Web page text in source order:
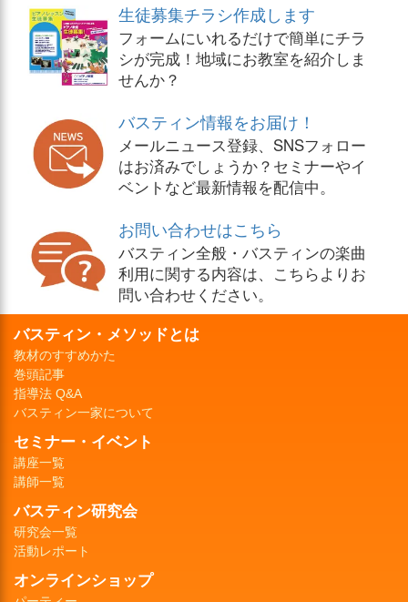
生徒募集チラシ作成します
フォームにいれるだけで簡単にチラ
シが完成！地域にお教室を紹介しま
せんか？
バスティン情報をお届け！
メールニュース登録、SNSフォロー
はお済みでしょうか？セミナーやイ
ベントなど最新情報を配信中。
お問い合わせはこちら
バスティン全般・バスティンの楽曲
利用に関する内容は、こちらよりお
問い合わせください。
バスティン・メソッドとは
教材のすすめかた
巻頭記事
指導法 Q&A
バスティン一家について
セミナー・イベント
講座一覧
講師一覧
バスティン研究会
研究会一覧
活動レポート
オンラインショップ